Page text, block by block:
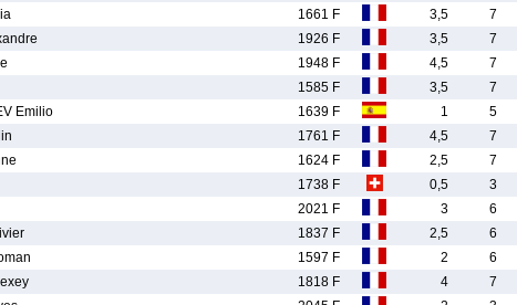
1661 F 3,5
7
1926 F 3,5
7
1948 F 4,5
7
1585 F 3,5
7
Emilio 1639 F 1
5
1761 F 4,5
7
1624 F 2,5
7
1738 F 0,5
3
2021 F 3
6
1837 F 2,5
6
1597 F 2
6
1818 F 4
7